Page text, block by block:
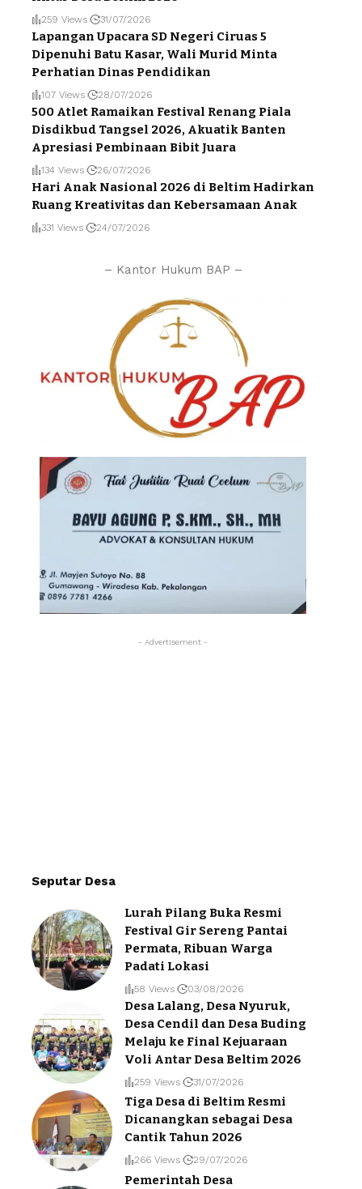
259 Views 31/07/2026
Lapangan Upacara SD Negeri Ciruas 5
Dipenuhi Batu Kasar, Wali Murid Minta
Perhatian Dinas Pendidikan
107 Views 28/07/2026
500 Atlet Ramaikan Festival Renang Piala
Disdikbud Tangsel 2026, Akuatik Banten
Apresiasi Pembinaan Bibit Juara
134 Views 26/07/2026
Hari Anak Nasional 2026 di Beltim Hadirkan
Ruang Kreativitas dan Kebersamaan Anak
331 Views 24/07/2026
– Kantor Hukum BAP –
- Advertisement -
Seputar Desa
Lurah Pilang Buka Resmi
Festival Gir Sereng Pantai
Permata, Ribuan Warga
Padati Lokasi
58 Views 03/08/2026
Desa Lalang, Desa Nyuruk,
Desa Cendil dan Desa Buding
Melaju ke Final Kejuaraan
Voli Antar Desa Beltim 2026
259 Views 31/07/2026
Tiga Desa di Beltim Resmi
Dicanangkan sebagai Desa
Cantik Tahun 2026
266 Views 29/07/2026
Pemerintah Desa